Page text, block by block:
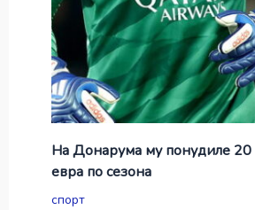
На Донарума му понудиле
евра по сезона
спорт